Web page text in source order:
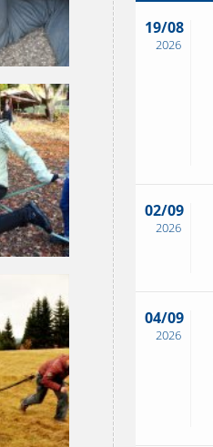
19/08
2026
02/09
2026
04/09
2026